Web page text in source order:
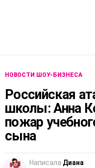
НОВОСТИ ШОУ-БИЗНЕСА
Российская
школы: Анна
пожар
сына
Написала Диана